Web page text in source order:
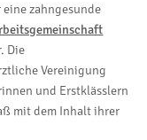
zahngesunde
Die
Vereinigung
und Erstklässlern
mit dem Inhalt ihrer